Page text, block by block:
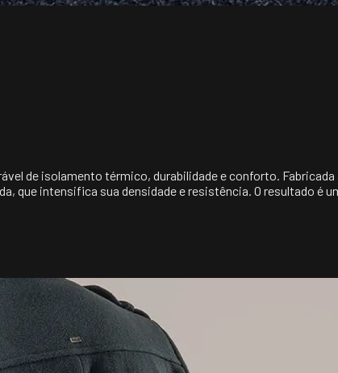
de isolamento térmico, durabilidade e conforto.
que intensifica sua densidade e resistência. O resultado é